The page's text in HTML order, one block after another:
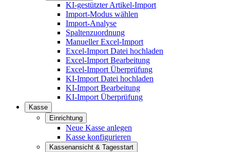
KI-gestützter Artikel-Import
Import-Modus wählen
Import-Analyse
Spaltenzuordnung
Manueller Excel-Import
Excel-Import Datei hochladen
Excel-Import Bearbeitung
Excel-Import Überprüfung
KI-Import Datei hochladen
KI-Import Bearbeitung
KI-Import Überprüfung
Kasse
Einrichtung
Neue Kasse anlegen
Kasse konfigurieren
Kassenansicht & Tagesstart